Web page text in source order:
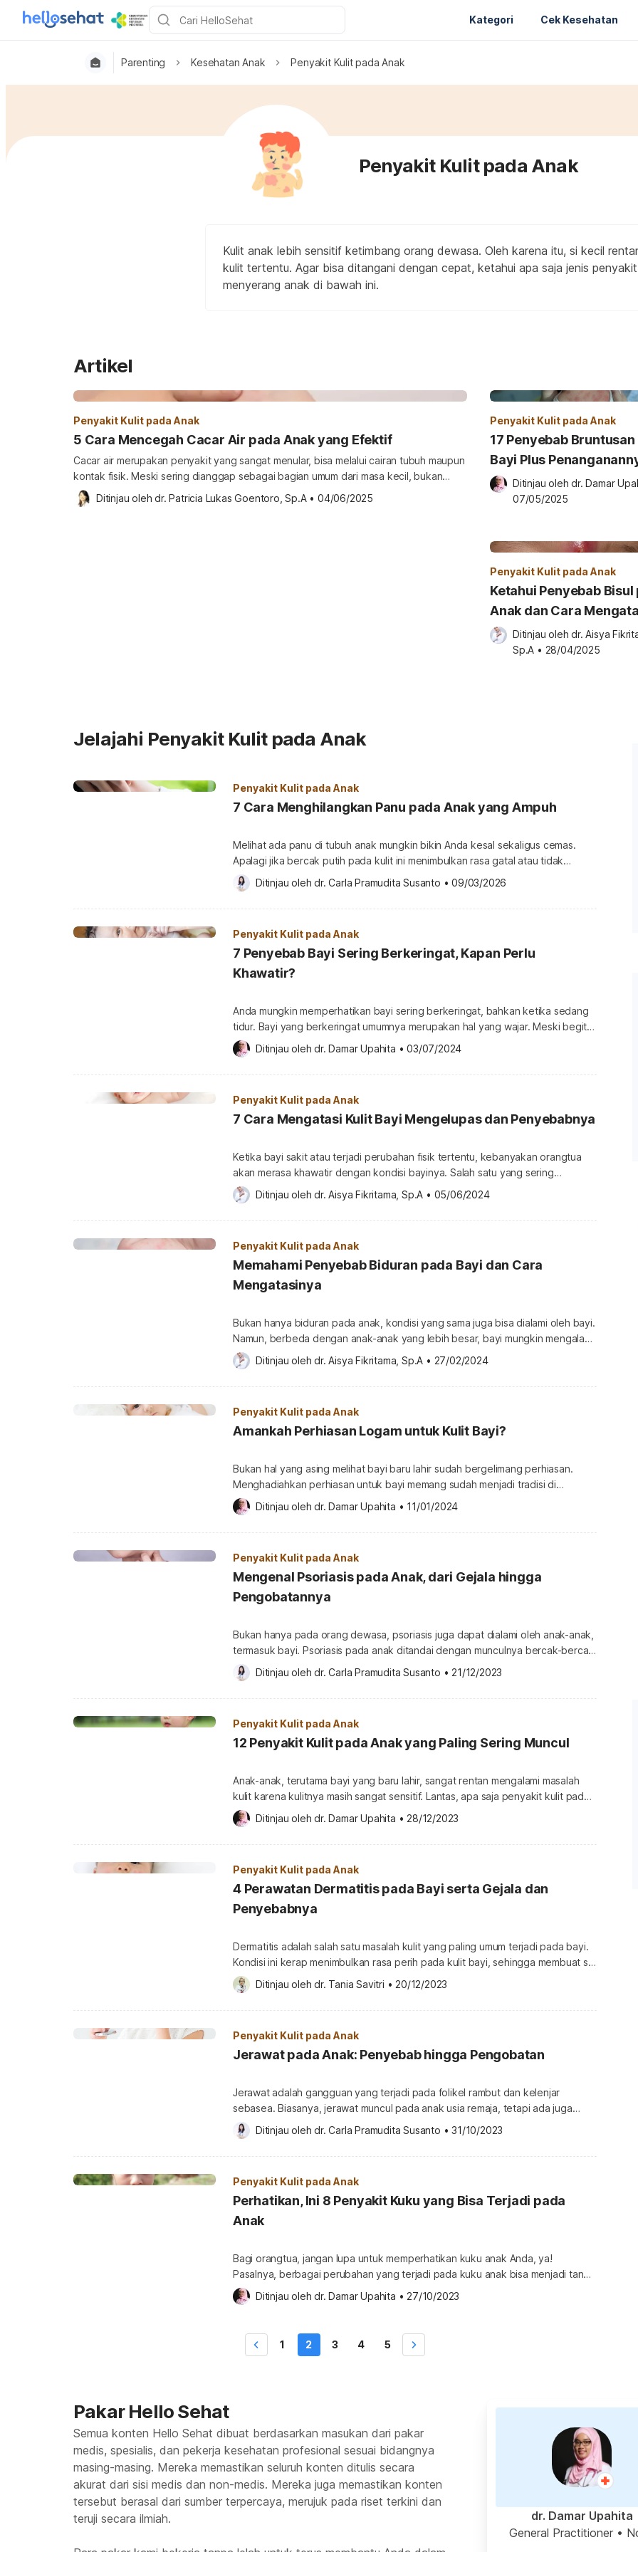
Kategori Cek Kesehatan
Parenting Kesehatan Anak Penyakit Kulit pada Anak
Penyakit Kulit pada Anak
Kulit anak lebih sensitif ketimbang orang dewasa. Oleh karena itu, si kecil
kulit tertentu. Agar bisa ditangani dengan cepat, ketahui apa saja jenis
menyerang anak di bawah ini.
Artikel
Penyakit Kulit pada Anak
5 Cara Mencegah Cacar Air pada Anak yang Efektif
Cacar air merupakan penyakit yang sangat menular, bisa melalui cairan tubuh maupun
kontak fisik. Meski sering dianggap sebagai bagian umum dari masa kecil, bukan
berarti penyakit ini tidak bisa dicegah. Justru, dengan mengetahui langkah-langkah
pencegahannya, Anda bisa membantu menjaga kesehatan anak sekaligus mencegah
Ditinjau oleh dr. Patricia Lukas Goentoro, Sp.A • 04/06/2025
Penyakit Kulit pada Anak
17 Penyebab
Bayi Plus
Ditinjau oleh dr. Damar
07/05/2025
Penyakit Kulit pada Anak
Ketahui Penyebab Bisul
Anak dan Cara
Ditinjau oleh dr. Aisya
Sp.A • 28/04/2025
Jelajahi Penyakit Kulit pada Anak
Penyakit Kulit pada Anak
7 Cara Menghilangkan Panu pada Anak yang Ampuh
Melihat ada panu di tubuh anak mungkin bikin Anda kesal sekaligus cemas.
Apalagi jika bercak putih pada kulit ini menimbulkan rasa gatal atau tidak
nyaman. Meskipun panu pada anak tidak menyakitkan atau berbahaya,
munculnya bercak ini bisa membuat anak tidak nyaman dan Anda pun ingin
segera mencari solusi terbaik. Berikut penjelasan lengkapnya. Apa gejala panu
Ditinjau oleh dr. Carla Pramudita Susanto • 09/03/2026
Penyakit Kulit pada Anak
7 Penyebab Bayi Sering Berkeringat, Kapan Perlu
Khawatir?
Anda mungkin memperhatikan bayi sering berkeringat, bahkan ketika sedang
tidur. Bayi yang berkeringat umumnya merupakan hal yang wajar. Meski begitu,
bukan berarti Anda bisa menyepelekan kondisi ini. Pasalnya, ada banyak
penyebab bayi berkeringat terus yang juga perlu diwaspadai. Kira-kira kenapa
bayi berkeringat terus? Temukan jawabannya pada ulasan berikut. Apa
Ditinjau oleh dr. Damar Upahita • 03/07/2024
Penyakit Kulit pada Anak
7 Cara Mengatasi Kulit Bayi Mengelupas dan Penyebabnya
Ketika bayi sakit atau terjadi perubahan fisik tertentu, kebanyakan orangtua
akan merasa khawatir dengan kondisi bayinya. Salah satu yang sering
dicemaskan adalah kulit bayi mengelupas. Sebenarnya, kenapa kulit bayi
mengelupas? Perlukah orangtua khawatir dan apa yang harus dilakukan?
Untuk mengetahui jawaban lengkapnya, simak ulasan di bawah ini. Apa
Ditinjau oleh dr. Aisya Fikritama, Sp.A • 05/06/2024
Penyakit Kulit pada Anak
Memahami Penyebab Biduran pada Bayi dan Cara
Mengatasinya
Bukan hanya biduran pada anak, kondisi yang sama juga bisa dialami oleh bayi.
Namun, berbeda dengan anak-anak yang lebih besar, bayi mungkin mengalami
gejala biduran yang berbeda. Untuk lebih memahami kondisi dan cara
mengatasi biduran pada bayi, simak ulasan berikut ini. Apa itu biduran pada
bayi? Biduran, juga dikenal dengan urtikaria atau kaligata, pada bayi adalah
Ditinjau oleh dr. Aisya Fikritama, Sp.A • 27/02/2024
Penyakit Kulit pada Anak
Amankah Perhiasan Logam untuk Kulit Bayi?
Bukan hal yang asing melihat bayi baru lahir sudah bergelimang perhiasan.
Menghadiahkan perhiasan untuk bayi memang sudah menjadi tradisi di
Indonesia. Namun, apakah aman jika si Kecil mengenakan perhiasan? Yuk,
simak penjelasan berikut! Bolehkah memakaikan perhiasan untuk bayi?
Memakaikan perhiasan untuk bayi sebenarnya boleh-boleh saja. Namun, jika
Pasalnya, ada […]
Ditinjau oleh dr. Damar Upahita • 11/01/2024
Penyakit Kulit pada Anak
Mengenal Psoriasis pada Anak, dari Gejala hingga
Pengobatannya
Bukan hanya pada orang dewasa, psoriasis juga dapat dialami oleh anak-anak,
termasuk bayi. Psoriasis pada anak ditandai dengan munculnya bercak-bercak
merah yang bersisik pada kulit. Bercak ini sering dikira ruam biasa, padahal
mungkin butuh penanganan yang berbeda. Agar tidak salah mengenali dan
menangani penyakit ini, simak penjelasan berikut ini mengenai psoriasis yang
Ditinjau oleh dr. Carla Pramudita Susanto • 21/12/2023
Penyakit Kulit pada Anak
12 Penyakit Kulit pada Anak yang Paling Sering Muncul
Anak-anak, terutama bayi yang baru lahir, sangat rentan mengalami masalah
kulit karena kulitnya masih sangat sensitif. Lantas, apa saja penyakit kulit pada
anak yang paling umum dan bagaimana cara mengatasinya? Sebagai orangtua,
hal ini sangat penting untuk dipahami agar kondisi kulit si Kecil tidak semakin
memburuk. Simak ulasannya berikut ini. Jenis penyakit kulit pada anak yang
Ditinjau oleh dr. Damar Upahita • 28/12/2023
Penyakit Kulit pada Anak
4 Perawatan Dermatitis pada Bayi serta Gejala dan
Penyebabnya
Dermatitis adalah salah satu masalah kulit yang paling umum terjadi pada bayi.
Kondisi ini kerap menimbulkan rasa perih pada kulit bayi, sehingga membuat si
Kecil merasa tidak nyaman. Kondisi ini tentunya mengkhawatirkan orangtua.
Dermatitis itu sendiri punya banyak jenis yang masing-masingnya dapat
menunjukkan gejala khas. Nah, beda jenis dermatitis maka beda pula cara
Ditinjau oleh dr. Tania Savitri • 20/12/2023
Penyakit Kulit pada Anak
Jerawat pada Anak: Penyebab hingga Pengobatan
Jerawat adalah gangguan yang terjadi pada folikel rambut dan kelenjar
sebasea. Biasanya, jerawat muncul pada anak usia remaja, tetapi ada juga
yang mengalaminya sebelum si Kecil pubertas. Kondisi ini mungkin membuat
orangtua khawatir karena menilai jerawat datang sebelum waktunya. Agar lebih
jelas, berikut penjelasan seputar jerawat pada anak. Jenis-jenis jerawat pada
Ditinjau oleh dr. Carla Pramudita Susanto • 31/10/2023
Penyakit Kulit pada Anak
Perhatikan, Ini 8 Penyakit Kuku yang Bisa Terjadi pada
Anak
Bagi orangtua, jangan lupa untuk memperhatikan kuku anak Anda, ya!
Pasalnya, berbagai perubahan yang terjadi pada kuku anak bisa menjadi tanda
dari penyakit kuku yang ia alami. Pada kondisi tertentu, pengobatan mungkin
diperlukan untuk mengatasinya. Kenali lebih lanjut mengenai berbagai masalah
Berbagai macam penyakit kuku […]
Ditinjau oleh dr. Damar Upahita • 27/10/2023
1 2 3 4 5
Pakar Hello Sehat
Semua konten Hello Sehat dibuat berdasarkan masukan dari pakar
medis, spesialis, dan pekerja kesehatan profesional sesuai bidangnya
masing-masing. Mereka memastikan seluruh konten ditulis secara
akurat dari sisi medis dan non-medis. Mereka juga memastikan konten
tersebut berasal dari sumber terpercaya, merujuk pada riset terkini dan
teruji secara ilmiah.
dr. Damar Upahita
General Practitioner•